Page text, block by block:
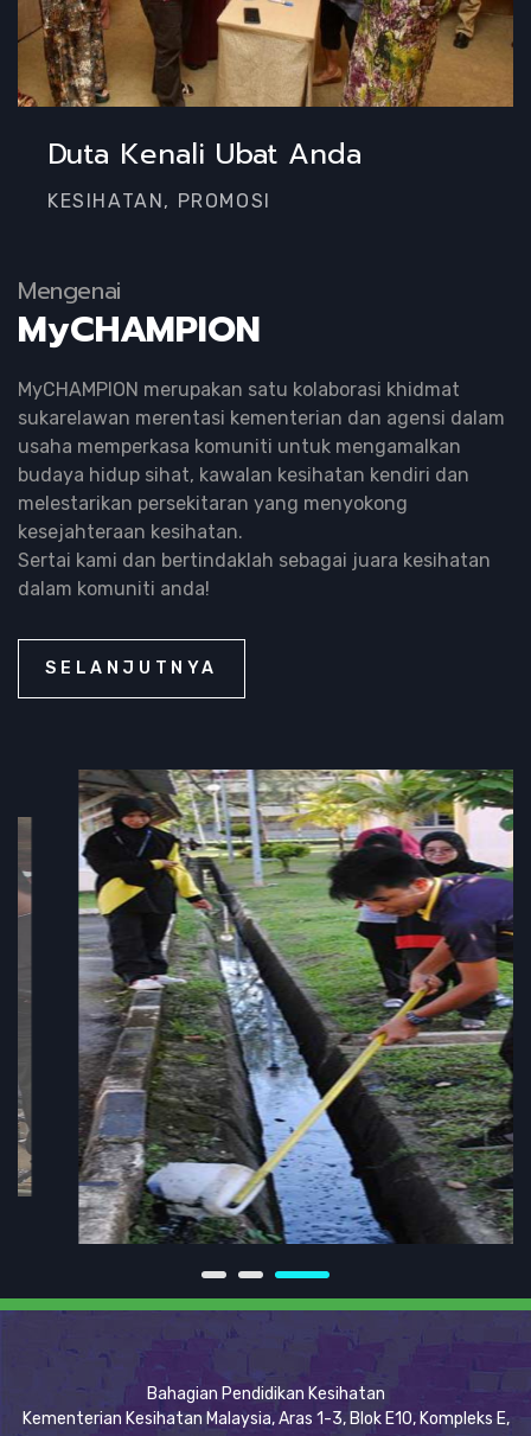
Duta Kenali Ubat Anda
KESIHATAN, PROMOSI
Mengenai
MyCHAMPION
MyCHAMPION merupakan satu kolaborasi khidmat
sukarelawan merentasi kementerian dan agensi dalam
usaha memperkasa komuniti untuk mengamalkan
budaya hidup sihat, kawalan kesihatan kendiri dan
melestarikan persekitaran yang menyokong
kesejahteraan kesihatan.
Sertai kami dan bertindaklah sebagai juara kesihatan
dalam komuniti anda!
SELANJUTNYA
Bahagian Pendidikan Kesihatan
Kementerian Kesihatan Malaysia, Aras 1-3, Blok E10, Kompleks E,